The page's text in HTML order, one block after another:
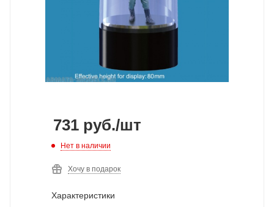
731 руб./шт
Нет в наличии
Хочу в подарок
Характеристики